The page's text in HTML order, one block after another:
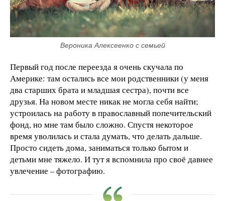
Вероника Алексеенко с семьей
Первый год после переезда я очень скучала по
Америке: там остались все мои родственники (у меня
два старших брата и младшая сестра), почти все
друзья. На новом месте никак не могла себя найти;
устроилась на работу в православный попечительский
фонд, но мне там было сложно. Спустя некоторое
время уволилась и стала думать, что делать дальше.
Просто сидеть дома, заниматься только бытом и
детьми мне тяжело. И тут я вспомнила про своё давнее
увлечение – фотографию.